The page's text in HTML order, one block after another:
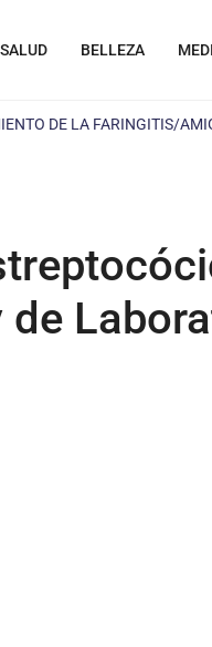
SALUD BELLEZA
DE LA FARINGITIS/
de